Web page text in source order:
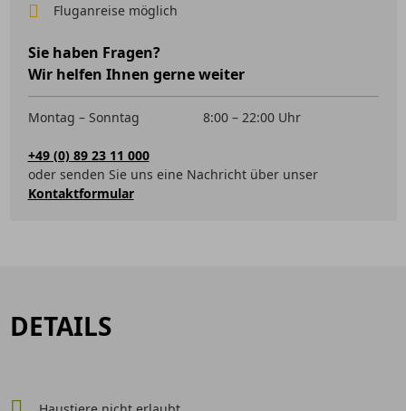
Fluganreise möglich
Sie haben Fragen?
Wir helfen Ihnen gerne weiter
Montag – Sonntag 8:00 – 22:00 Uhr
+49 (0) 89 23 11 000
oder senden Sie uns eine Nachricht über unser
Kontaktformular
DETAILS